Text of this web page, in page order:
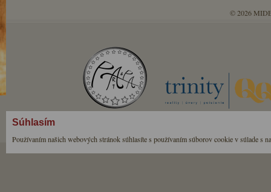
© 2026
Súhlasím
Používaním našich webových stránok súhlasíte s používaním súborov cookie v súlade s